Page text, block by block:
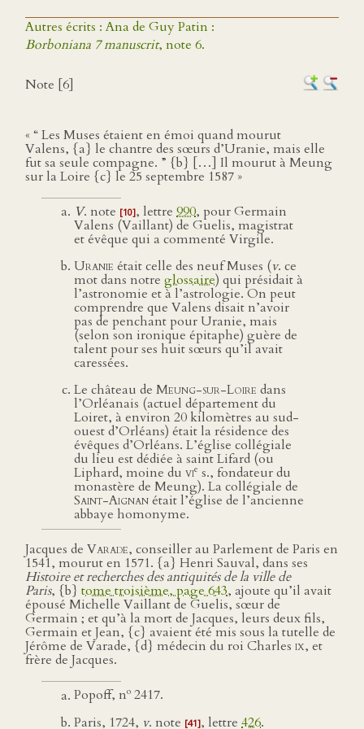
Autres écrits : Ana de Guy Patin :
Borboniana 7 manuscrit, note 6.
Note [6]
« “ Les Muses étaient en émoi quand mourut
Valens, {a} le chantre des sœurs d’Uranie, mais elle
fut sa seule compagne. ” {b} […] Il mourut à Meung
sur la Loire {c} le 25 septembre 1587 »
V. note [10], lettre 990, pour Germain
Valens (Vaillant) de Guelis, magistrat
et évêque qui a commenté Virgile.
Uranie était celle des neuf Muses (v. ce
mot dans notre glossaire) qui présidait à
l’astronomie et à l’astrologie. On peut
comprendre que Valens disait n’avoir
pas de penchant pour Uranie, mais
(selon son ironique épitaphe) guère de
talent pour ses huit sœurs qu’il avait
caressées.
Le château de Meung-sur-Loire dans
l’Orléanais (actuel département du
Loiret, à environ 20 kilomètres au sud-
ouest d’Orléans) était la résidence des
évêques d’Orléans. L’église collégiale
du lieu est dédiée à saint Lifard (ou
Liphard, moine du vie s., fondateur du
monastère de Meung). La collégiale de
Saint-Aignanétait l’église de l’ancienne
abbaye homonyme.
Jacques de Varade, conseiller au Parlement de Paris en
1541, mourut en 1571. {a} Henri Sauval, dans ses
Histoire et recherches des antiquités de la ville de
Paris, {b} tome troisième, page 643, ajoute qu’il avait
épousé Michelle Vaillant de Guelis, sœur de
Germain ; et qu’à la mort de Jacques, leurs deux fils,
Germain et Jean, {c} avaient été mis sous la tutelle de
Jérôme de Varade, {d} médecin du roi Charles ix, et
frère de Jacques.
Popoff, no 2417.
Paris, 1724, v. note [41], lettre 426.